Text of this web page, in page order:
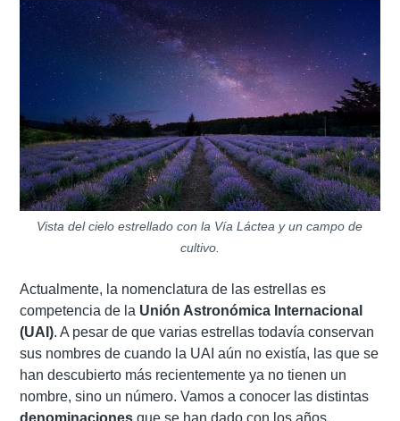
Vista del cielo estrellado con la Vía Láctea y un campo de
cultivo.
Actualmente, la nomenclatura de las estrellas es
competencia de la Unión Astronómica Internacional
(UAI). A pesar de que varias estrellas todavía conservan
sus nombres de cuando la UAI aún no existía, las que se
han descubierto más recientemente ya no tienen un
nombre, sino un número. Vamos a conocer las distintas
denominaciones que se han dado con los años.